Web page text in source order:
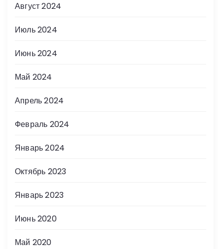
Август 2024
Июль 2024
Июнь 2024
Май 2024
Апрель 2024
Февраль 2024
Январь 2024
Октябрь 2023
Январь 2023
Июнь 2020
Май 2020